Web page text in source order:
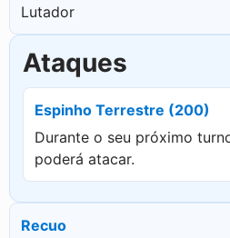
Lutador
Ataques
Espinho Terrestre (200)
Durante o seu próximo
poderá atacar.
Recuo